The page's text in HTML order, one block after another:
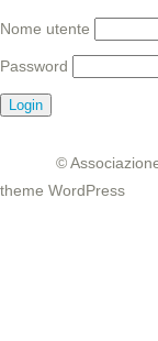
Nome utente
Password
©
theme WordPress